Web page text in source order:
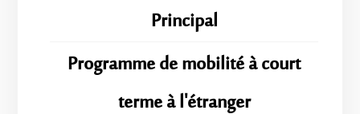
Principal
Programme de mobilité à court
terme à l'étranger